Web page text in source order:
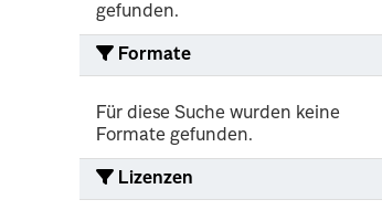
gefunden.
Formate
Für diese Suche wurden keine
Formate gefunden.
Lizenzen